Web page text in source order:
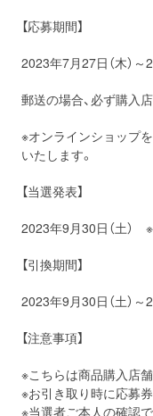
【応募期間】
2023年7月27日（木）
郵送の場合、必ず購入
※オンラインショップ
いたします。
【当選発表】
2023年9月30日（土）
【引換期間】
2023年9月30日（土）～
【注意事項】
※こちらは商品購入店
※お引き取り時に応募
※当選者ご本人の確認